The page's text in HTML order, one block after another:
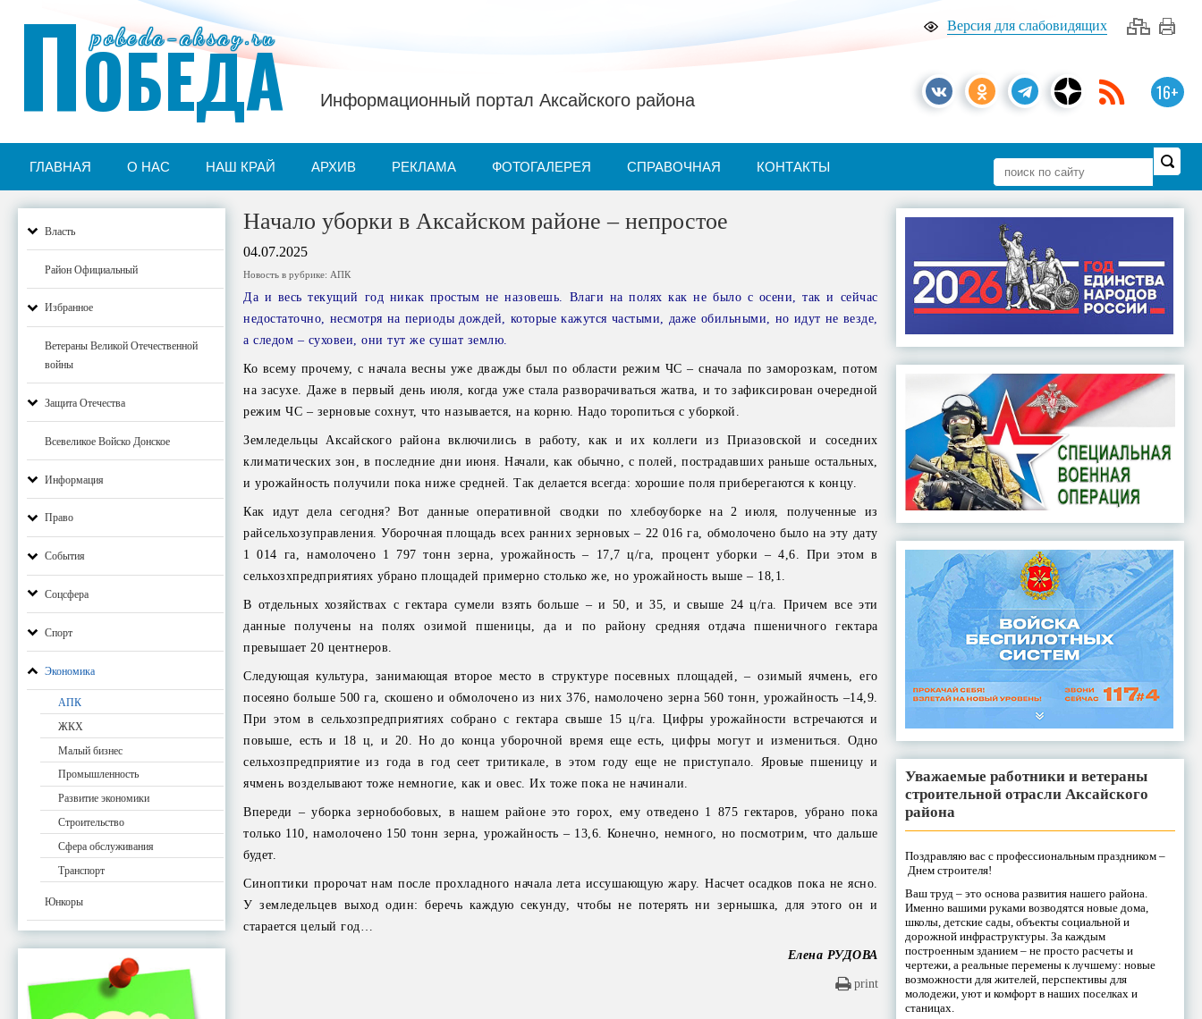
Версия для слабовидящих
16+
pobeda-aksay.ru
ПОБЕДА Информационный портал Аксайского района
ГЛАВНАЯ О НАС НАШ КРАЙ АРХИВ РЕКЛАМА ФОТОГАЛЕРЕЯ СПРАВОЧНАЯ КОНТАКТЫ
Власть
Район Официальный
Избранное
Ветераны Великой Отечественной
войны
Защита Отечества
Всевеликое Войско Донское
Информация
Право
События
Соцсфера
Спорт
Экономика
АПК
ЖКХ
Малый бизнес
Промышленность
Развитие экономики
Строительство
Сфера обслуживания
Транспорт
Юнкоры
Начало уборки в Аксайском районе – непростое
04.07.2025
Новость в рубрике: АПК
Да и весь текущий год никак простым не назовешь. Влаги на полях как не было с осени, так и сейчас
недостаточно, несмотря на периоды дождей, которые кажутся частыми, даже обильными, но идут не везде,
а следом – суховеи, они тут же сушат землю.
Ко всему прочему, с начала весны уже дважды был по области режим ЧС – сначала по заморозкам, потом
на засухе. Даже в первый день июля, когда уже стала разворачиваться жатва, и то зафиксирован очередной
режим ЧС – зерновые сохнут, что называется, на корню. Надо торопиться с уборкой.
Земледельцы Аксайского района включились в работу, как и их коллеги из Приазовской и соседних
климатических зон, в последние дни июня. Начали, как обычно, с полей, пострадавших раньше остальных,
и урожайность получили пока ниже средней. Так делается всегда: хорошие поля приберегаются к концу.
Как идут дела сегодня? Вот данные оперативной сводки по хлебоуборке на 2 июля, полученные из
райсельхозуправления. Уборочная площадь всех ранних зерновых – 22 016 га, обмолочено было на эту дату
1 014 га, намолочено 1 797 тонн зерна, урожайность – 17,7 ц/га, процент уборки – 4,6. При этом в
сельхозхпредприятиях убрано площадей примерно столько же, но урожайность выше – 18,1.
В отдельных хозяйствах с гектара сумели взять больше – и 50, и 35, и свыше 24 ц/га. Причем все эти
данные получены на полях озимой пшеницы, да и по району средняя отдача пшеничного гектара
превышает 20 центнеров.
Следующая культура, занимающая второе место в структуре посевных площадей, – озимый ячмень, его
посеяно больше 500 га, скошено и обмолочено из них 376, намолочено зерна 560 тонн, урожайность –14,9.
При этом в сельхозпредприятиях собрано с гектара свыше 15 ц/га. Цифры урожайности встречаются и
повыше, есть и 18 ц, и 20. Но до конца уборочной время еще есть, цифры могут и измениться. Одно
сельхозпредприятие из года в год сеет тритикале, в этом году еще не приступало. Яровые пшеницу и
ячмень возделывают тоже немногие, как и овес. Их тоже пока не начинали.
Впереди – уборка зернобобовых, в нашем районе это горох, ему отведено 1 875 гектаров, убрано пока
только 110, намолочено 150 тонн зерна, урожайность – 13,6. Конечно, немного, но посмотрим, что дальше
будет.
Синоптики пророчат нам после прохладного начала лета иссушающую жару. Насчет осадков пока не ясно.
У земледельцев выход один: беречь каждую секунду, чтобы не потерять ни зернышка, для этого он и
старается целый год…
Елена РУДОВА
print
Уважаемые работники и ветераны
строительной отрасли Аксайского
района
Поздравляю вас с профессиональным праздником –
Днем строителя!
Ваш труд – это основа развития нашего района.
Именно вашими руками возводятся новые дома,
школы, детские сады, объекты социальной и
дорожной инфраструктуры. За каждым
построенным зданием – не просто расчеты и
чертежи, а реальные перемены к лучшему: новые
возможности для жителей, перспективы для
молодежи, уют и комфорт в наших поселках и
станицах.